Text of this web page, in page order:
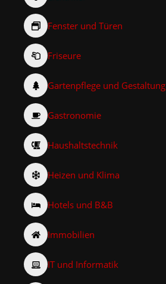
Fenster und Türen
Friseure
Gartenpflege und Gestaltung
Gastronomie
Haushaltstechnik
Heizen und Klima
Hotels und B&B
Immobilien
IT und Informatik